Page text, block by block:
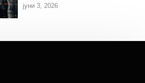
јуни 3, 2026